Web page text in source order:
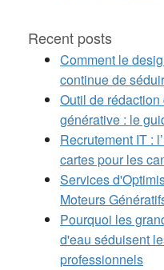
Recent posts
Comment le
continue de
Outil de
générative : le
Recrutement IT :
cartes pour les
Services
Moteurs
Pourquoi les
d'eau séduisent
professionnels